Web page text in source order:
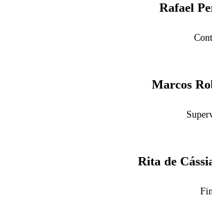
Rafael
Marcos
Rita de